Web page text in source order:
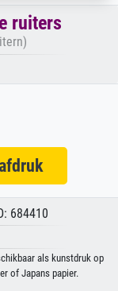
ruiters
684410
als kunstdruk op
of Japans papier.